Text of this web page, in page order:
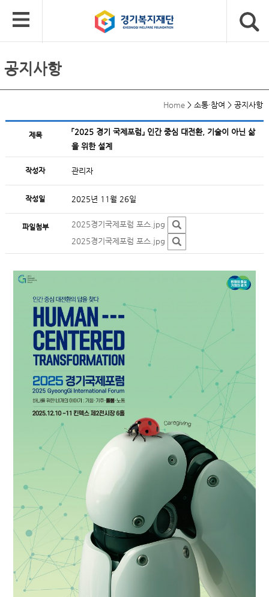
공지사항
Home > 소통·참여 > 공지사항
제목
「2025 경기 국제포럼」 인간 중심 대전환, 기술이 아닌 삶
을 위한 설계
작성자 관리자
작성일 2025년 11월 26일
파일첨부
2025경기국제포럼 포스.jpg
2025경기국제포럼 포스.jpg